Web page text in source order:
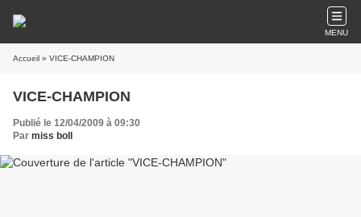
MENU
Accueil » VICE-CHAMPION
VICE-CHAMPION
Publié le 12/04/2009 à 09:30
Par miss boll